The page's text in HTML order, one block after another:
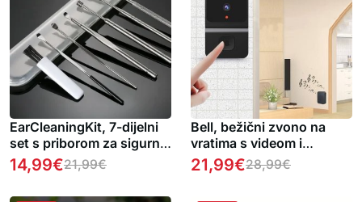
EarCleaningKit, 7-dijelni
set s priborom za sigurno
čišćenje ušiju 1 + 1
BESPLATNO
14,99€21,99€
Bell, bežični zvono na
vratima s videom i
dvosmjernim zvukom
21,99€28,99€